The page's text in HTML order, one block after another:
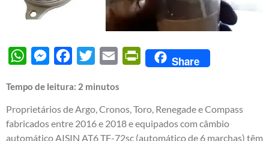
WhatsAppMessengerFacebook
Twitter Email PrintFriendly
Share
Tempo de leitura: 2 minutos
Proprietários de Argo, Cronos, Toro, Renegade e Compass
fabricados entre 2016 e 2018 e equipados com câmbio
automático AISIN AT6 TF-72sc (automático de 6 marchas) têm